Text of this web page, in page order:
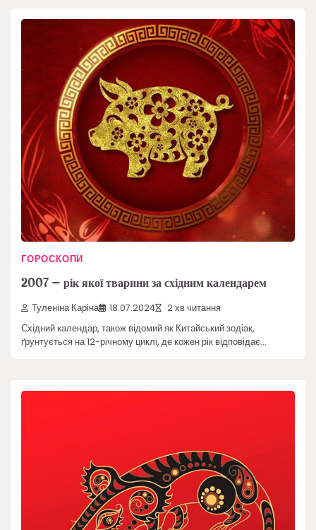
ГОРОСКОПИ
2007 – рік якої тварини за східним календарем
Туленіна Каріна 18.07.2024 2 хв читання
Східний календар, також відомий як Китайський зодіак,
ґрунтується на 12-річному циклі, де кожен рік відповідає…